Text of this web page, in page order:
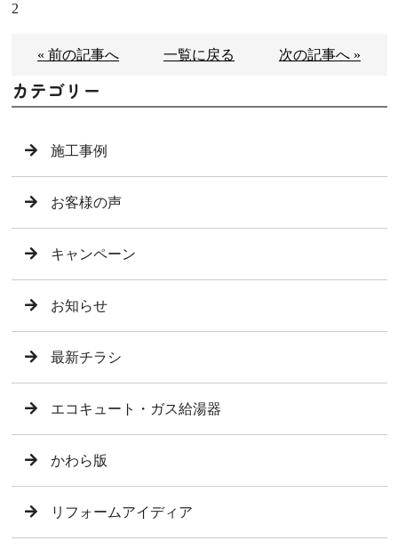
2
« 前の記事へ 一覧に戻る 次の記事へ »
カテゴリー
施工事例
お客様の声
キャンペーン
お知らせ
最新チラシ
エコキュート・ガス給湯器
かわら版
リフォームアイディア